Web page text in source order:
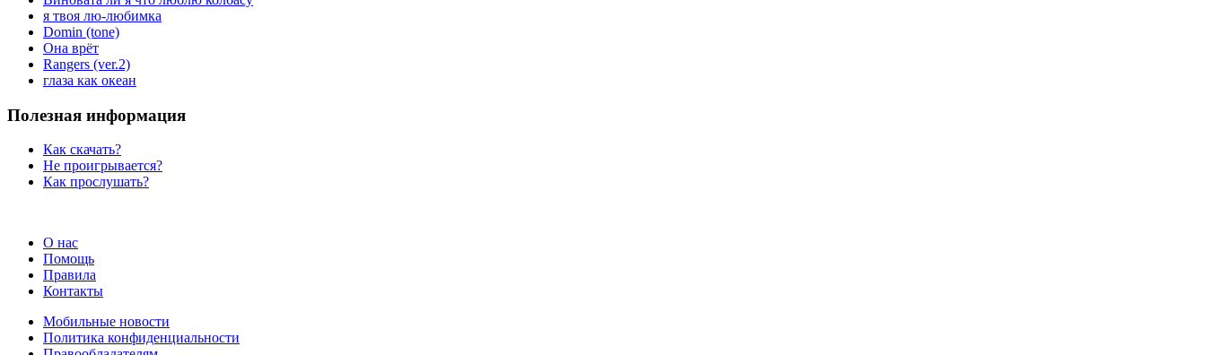
я твоя лю-любимка
Domin (tone)
Она врёт
Rangers (ver.2)
глаза как океан
Полезная информация
Как скачать?
Не проигрывается?
Как прослушать?
О нас
Помощь
Правила
Контакты
Мобильные новости
Политика конфиденциальности